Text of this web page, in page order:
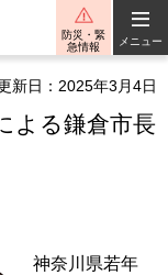
防災・緊
急情報
メニュー
新日：2025年3月4日
よる鎌倉市長
神奈川県若年